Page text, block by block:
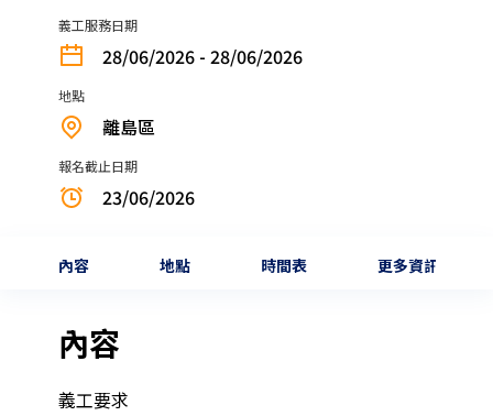
義工服務日期
28/06/2026 - 28/06/2026
地點
離島區
報名截止日期
23/06/2026
內容 地點 時間表 更多資訊
內容
義工要求